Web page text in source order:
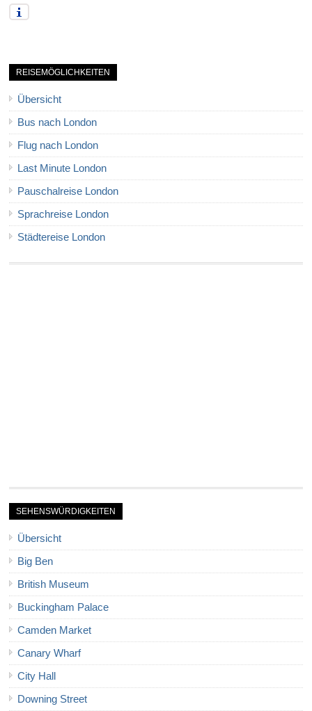
REISEMÖGLICHKEITEN
Übersicht
Bus nach London
Flug nach London
Last Minute London
Pauschalreise London
Sprachreise London
Städtereise London
SEHENSWÜRDIGKEITEN
Übersicht
Big Ben
British Museum
Buckingham Palace
Camden Market
Canary Wharf
City Hall
Downing Street